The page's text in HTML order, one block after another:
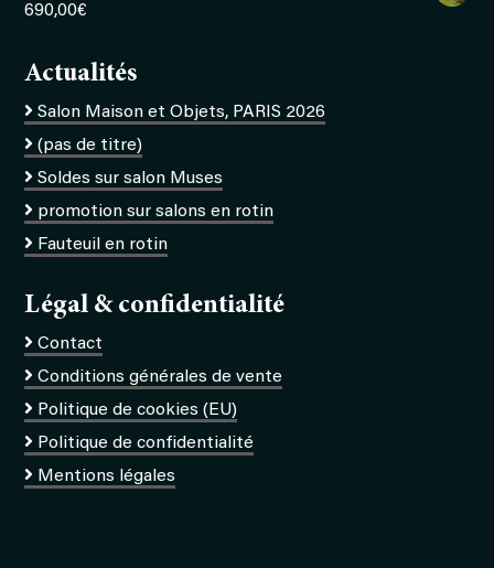
690,00€
Actualités
Salon Maison et Objets, PARIS 2026
(pas de titre)
Soldes sur salon Muses
promotion sur salons en rotin
Fauteuil en rotin
Légal & confidentialité
Contact
Conditions générales de vente
Politique de cookies (EU)
Politique de confidentialité
Mentions légales